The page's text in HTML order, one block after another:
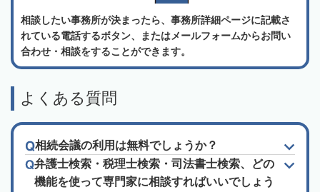
相談したい事務所が決まったら、事務所詳細ページに記載さ
れている電話するボタン、またはメールフォームからお問い
合わせ・相談をすることができます。
よくある質問
相続会議の利用は無料でしょうか？
弁護士検索・税理士検索・司法書士検索、どの
機能を使って専門家に相談すればいいでしょう